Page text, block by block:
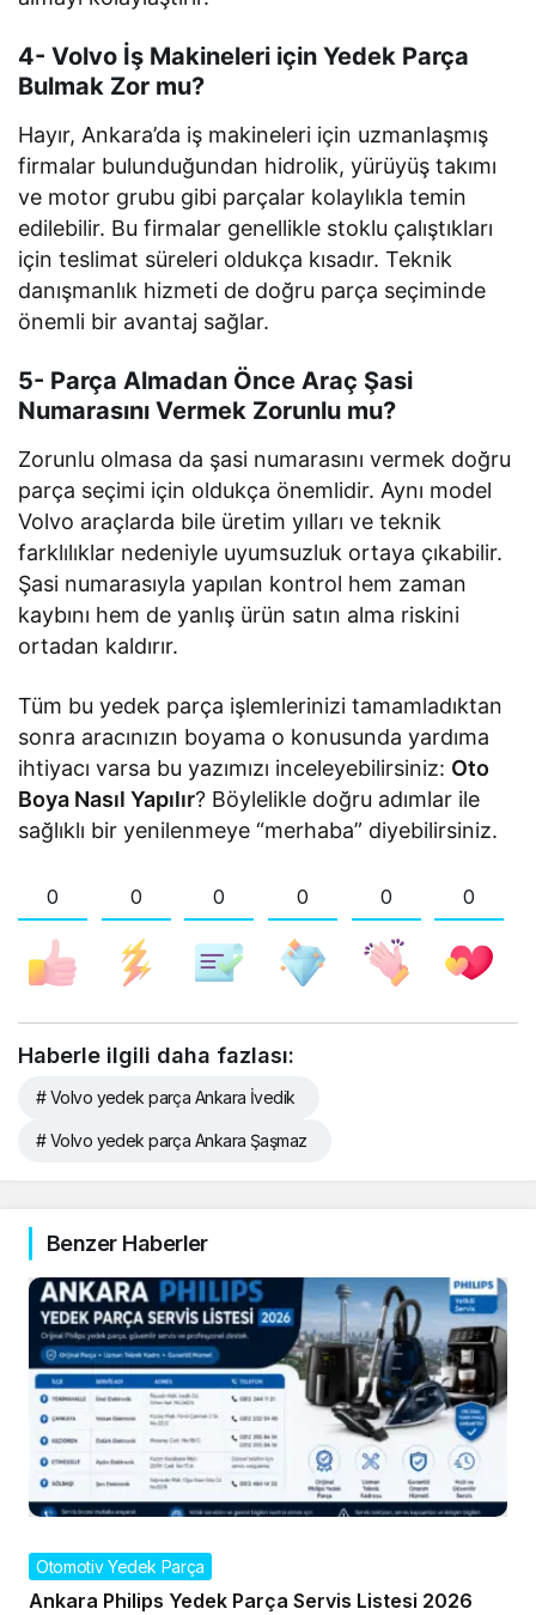
4- Volvo İş Makineleri için Yedek Parça
Bulmak Zor mu?
Hayır, Ankara’da iş makineleri için uzmanlaşmış
firmalar bulunduğundan hidrolik, yürüyüş takımı
ve motor grubu gibi parçalar kolaylıkla temin
edilebilir. Bu firmalar genellikle stoklu çalıştıkları
için teslimat süreleri oldukça kısadır. Teknik
danışmanlık hizmeti de doğru parça seçiminde
önemli bir avantaj sağlar.
5- Parça Almadan Önce Araç Şasi
Numarasını Vermek Zorunlu mu?
Zorunlu olmasa da şasi numarasını vermek doğru
parça seçimi için oldukça önemlidir. Aynı model
Volvo araçlarda bile üretim yılları ve teknik
farklılıklar nedeniyle uyumsuzluk ortaya çıkabilir.
Şasi numarasıyla yapılan kontrol hem zaman
kaybını hem de yanlış ürün satın alma riskini
ortadan kaldırır.
Tüm bu yedek parça işlemlerinizi tamamladıktan
sonra aracınızın boyama o konusunda yardıma
ihtiyacı varsa bu yazımızı inceleyebilirsiniz: Oto
Boya Nasıl Yapılır? Böylelikle doğru adımlar ile
sağlıklı bir yenilenmeye “merhaba” diyebilirsiniz.
0 0 0 0 0 0
Haberle ilgili daha fazlası:
# Volvo yedek parça Ankara İvedik
# Volvo yedek parça Ankara Şaşmaz
Benzer Haberler
Otomotiv Yedek Parça
Ankara Philips Yedek Parça Servis Listesi 2026